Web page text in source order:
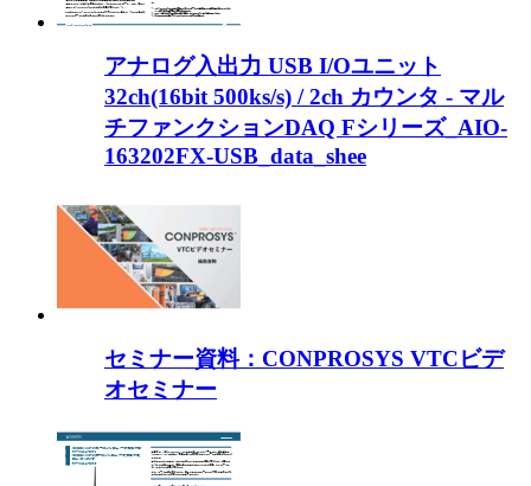
アナログ入出力 USB I/Oユニット
32ch(16bit 500ks/s) / 2ch カウンタ - マル
チファンクションDAQ Fシリーズ_AIO-
163202FX-USB_data_shee
セミナー資料：CONPROSYS VTCビデ
オセミナー